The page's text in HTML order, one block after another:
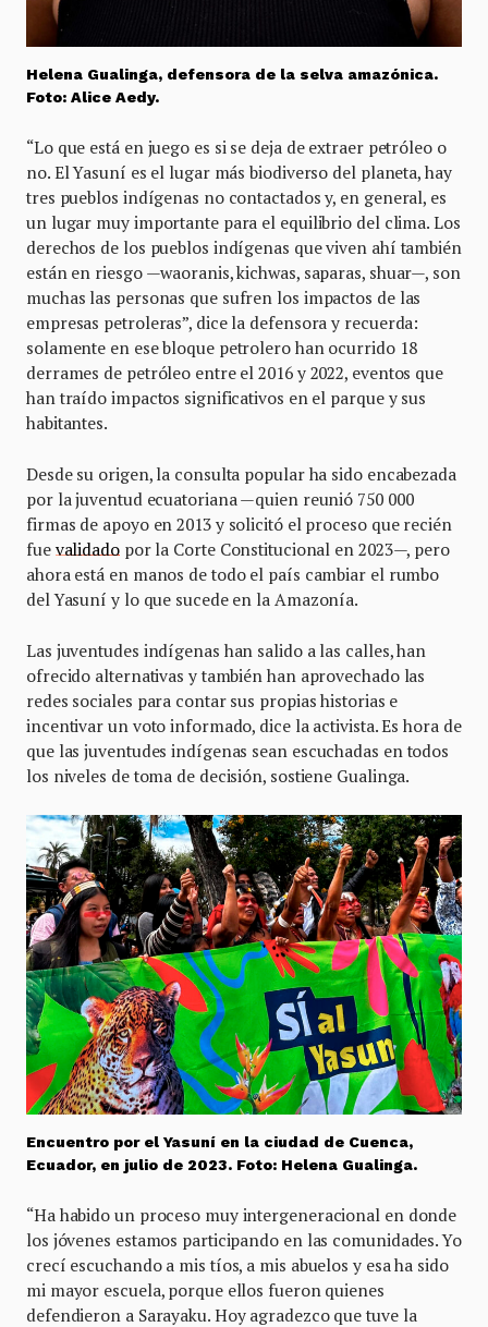
Helena Gualinga, defensora de la selva amazónica.
Foto: Alice Aedy.
“Lo que está en juego es si se deja de extraer petróleo o
no. El Yasuní es el lugar más biodiverso del planeta, hay
tres pueblos indígenas no contactados y, en general, es
un lugar muy importante para el equilibrio del clima. Los
derechos de los pueblos indígenas que viven ahí también
están en riesgo —waoranis, kichwas, saparas, shuar—, son
muchas las personas que sufren los impactos de las
empresas petroleras”, dice la defensora y recuerda:
solamente en ese bloque petrolero han ocurrido 18
derrames de petróleo entre el 2016 y 2022, eventos que
han traído impactos significativos en el parque y sus
habitantes.
Desde su origen, la consulta popular ha sido encabezada
por la juventud ecuatoriana —quien reunió 750 000
firmas de apoyo en 2013 y solicitó el proceso que recién
fue validadopor la Corte Constitucional en 2023—, pero
ahora está en manos de todo el país cambiar el rumbo
del Yasuní y lo que sucede en la Amazonía.
Las juventudes indígenas han salido a las calles, han
ofrecido alternativas y también han aprovechado las
redes sociales para contar sus propias historias e
incentivar un voto informado, dice la activista. Es hora de
que las juventudes indígenas sean escuchadas en todos
los niveles de toma de decisión, sostiene Gualinga.
Encuentro por el Yasuní en la ciudad de Cuenca,
Ecuador, en julio de 2023. Foto: Helena Gualinga.
“Ha habido un proceso muy intergeneracional en donde
los jóvenes estamos participando en las comunidades. Yo
crecí escuchando a mis tíos, a mis abuelos y esa ha sido
mi mayor escuela, porque ellos fueron quienes
defendieron a Sarayaku. Hoy agradezco que tuve la